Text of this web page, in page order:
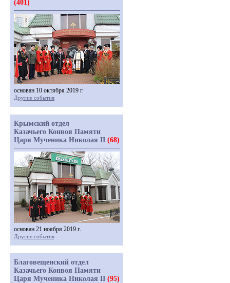
(401)
основан 10 октября 2019 г.
Другие события
Крымский отдел
Казачьего Конвоя Памяти
Царя Мученика Николая II (68)
основан 21 ноября 2019 г.
Другие события
Благовещенский отдел
Казачьего Конвоя Памяти
Царя Мученика Николая II (95)